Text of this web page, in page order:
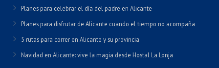
Planes para celebrar el día del padre en Alicante
Planes para disfrutar de Alicante cuando el tiempo no acompaña
5 rutas para correr en Alicante y su provincia
Navidad en Alicante: vive la magia desde Hostal La Lonja